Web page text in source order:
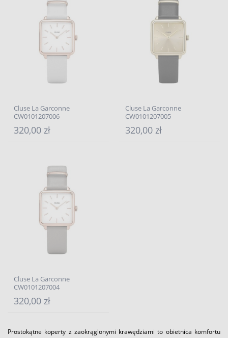
Cluse La Garconne
CW0101207006
320,00 zł
Cluse La Garconne
CW0101207005
320,00 zł
Cluse La Garconne
CW0101207004
320,00 zł
Prostokątne koperty z zaokrąglonymi krawędziami to obietnica komfortu